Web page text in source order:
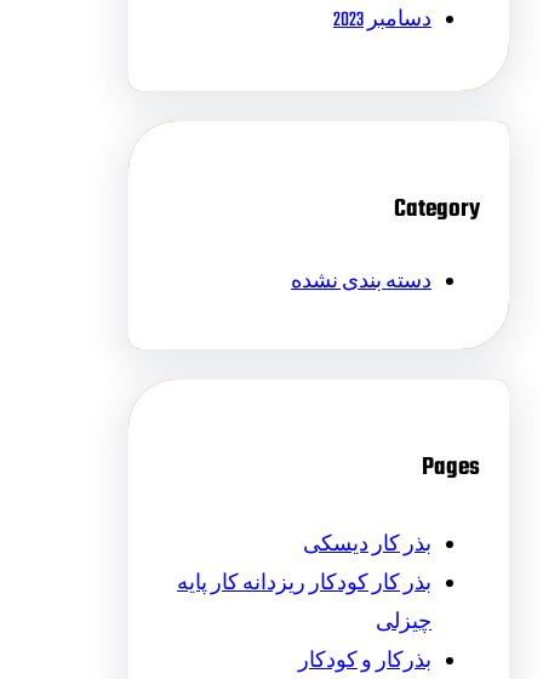
دسامبر 2023
Category
دسته بندی نشده
Pages
بذر کار دیسکی
بذر کار کودکار ریزدانه کار پایه
چیزلی
بذرکار و کودکار